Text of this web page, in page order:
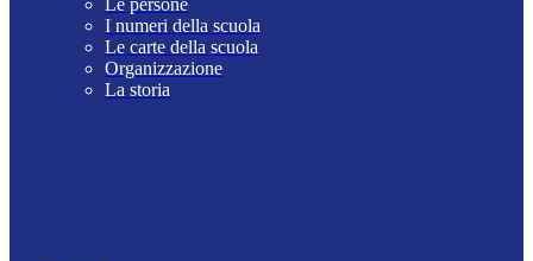
Le persone
I numeri della scuola
Le carte della scuola
Organizzazione
La storia